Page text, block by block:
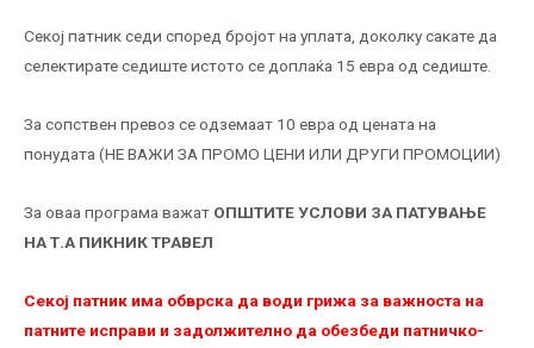
Секој патник седи според бројот на уплата, доколку сакате да
селектирате седиште истото се доплаќа 15 евра од седиште.
За сопствен превоз се одземаат 10 евра од цената на
понудата (НЕ ВАЖИ ЗА ПРОМО ЦЕНИ ИЛИ ДРУГИ ПРОМОЦИИ)
За оваа програма важат ОПШТИТЕ УСЛОВИ ЗА ПАТУВАЊЕ
НА Т.А ПИКНИК ТРАВЕЛ
Секој патник има обврска да води грижа за важноста на
патните исправи и задолжително да обезбеди патничко-